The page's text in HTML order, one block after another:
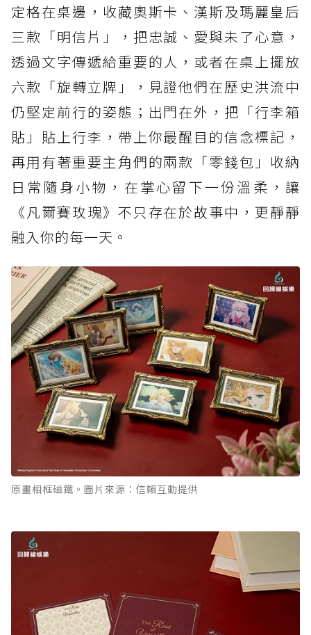
定格在桌邊，收藏奧斯卡、漢斯及瑪麗皇后
三款「明信片」，把忠誠、愛與未了心意，
透過文字傳遞給重要的人，或者在桌上擺放
六款「旋轉立牌」，見證他們在歷史洪流中
仍堅定前行的姿態；出門在外，把「行李箱
貼」貼上行李，帶上你最醒目的信念標記，
再用有著重要主角們的兩款「零錢包」收納
日常隨身小物，在掌心留下一份溫柔，讓
《凡爾賽玫瑰》不只存在於故事中，更靜靜
融入你的每一天。
原畫相框磁鐵。圖片來源：信賴互動提供